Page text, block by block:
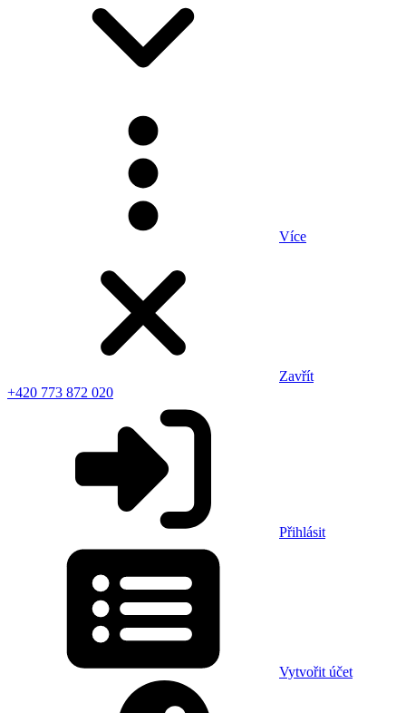
Více
Zavřít
+420 773 872 020
Přihlásit
Vytvořit účet